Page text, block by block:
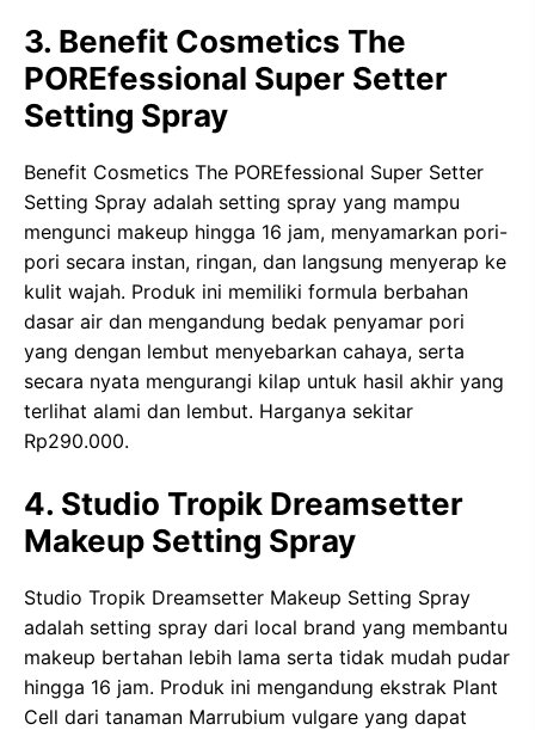
3. Benefit Cosmetics The
POREfessional Super Setter
Setting Spray
Benefit Cosmetics The POREfessional Super Setter
Setting Spray adalah setting spray yang mampu
mengunci makeup hingga 16 jam, menyamarkan pori-
pori secara instan, ringan, dan langsung menyerap ke
kulit wajah. Produk ini memiliki formula berbahan
dasar air dan mengandung bedak penyamar pori
yang dengan lembut menyebarkan cahaya, serta
secara nyata mengurangi kilap untuk hasil akhir yang
terlihat alami dan lembut. Harganya sekitar
Rp290.000.
4. Studio Tropik Dreamsetter
Makeup Setting Spray
Studio Tropik Dreamsetter Makeup Setting Spray
adalah setting spray dari local brand yang membantu
makeup bertahan lebih lama serta tidak mudah pudar
hingga 16 jam. Produk ini mengandung ekstrak Plant
Cell dari tanaman Marrubium vulgare yang dapat